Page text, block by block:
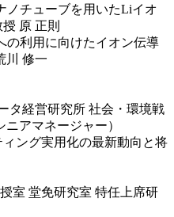
ノチューブを用いたLiイオ
原 正則
の利用に向けたイオン伝導
川 修一
タ経営研究所 社会・環境戦
アマネージャー）
ィング実用化の最新動向と将
室 堂免研究室 特任上席研